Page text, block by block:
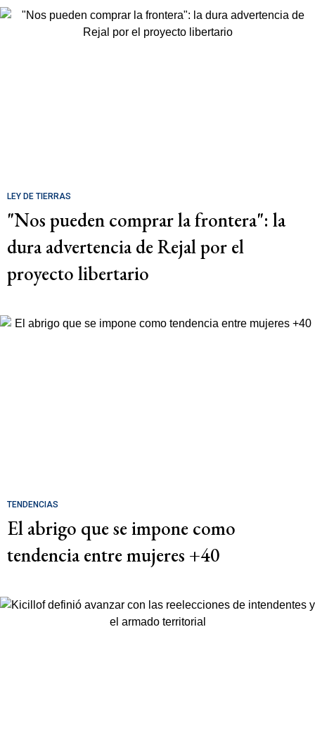
LEY DE TIERRAS
"Nos pueden comprar la frontera": la
dura advertencia de Rejal por el
proyecto libertario
TENDENCIAS
El abrigo que se impone como
tendencia entre mujeres +40